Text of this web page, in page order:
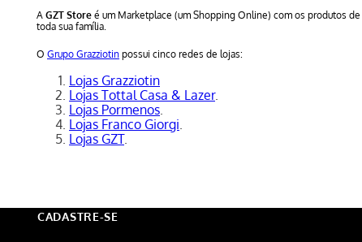
A GZT Store é um Marketplace (um Shopping Online) com os produtos
toda sua família.
O Grupo Grazziotin possui cinco redes de lojas:
Lojas Grazziotin
Lojas Tottal Casa & Lazer.
Lojas Pormenos
Lojas Franco Giorgi
Lojas GZT.
CADASTRE-SE